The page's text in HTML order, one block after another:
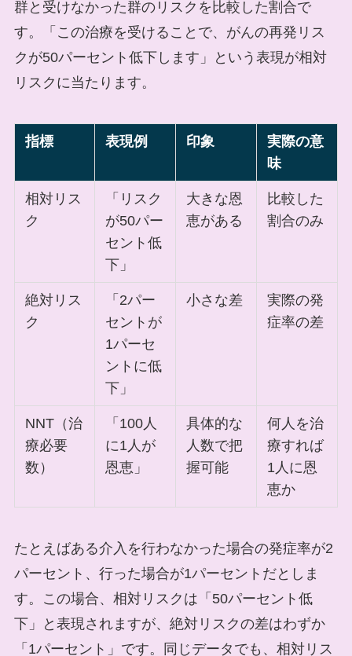
群と受けなかった群のリスクを比較した割合で
す。「この治療を受けることで、がんの再発リス
クが50パーセント低下します」という表現が相対
リスクに当たります。
指標 表現例 印象
実際の意
味
相対リス
ク
「リスク
が50パー
セント低
下」
大きな恩
恵がある
比較した
割合のみ
絶対リス
ク
「2パー
セントが
1パーセ
ントに低
下」
小さな差
実際の発
症率の差
NNT（治
療必要
数）
「100人
に1人が
恩恵」
具体的な
人数で把
握可能
何人を治
療すれば
1人に恩
恵か
たとえばある介入を行わなかった場合の発症率が2
パーセント、行った場合が1パーセントだとしま
す。この場合、相対リスクは「50パーセント低
下」と表現されますが、絶対リスクの差はわずか
「1パーセント」です。同じデータでも、相対リス